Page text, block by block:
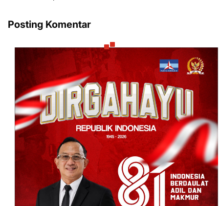
Posting Komentar